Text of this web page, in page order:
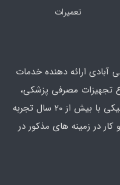
تعمیرات
ارائه دهنده خدمات
تجهیزات مصرفی پزشکی،
کالای پزشکی خانگی، بیمارستانی و کلینیکی با بیش از 20 سال تجربه
در زمینه های مذکور در